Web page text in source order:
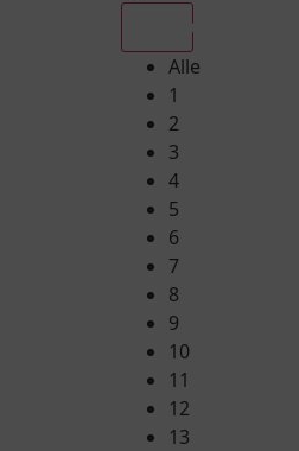
Alle
1
2
3
4
5
6
7
8
9
10
11
12
13